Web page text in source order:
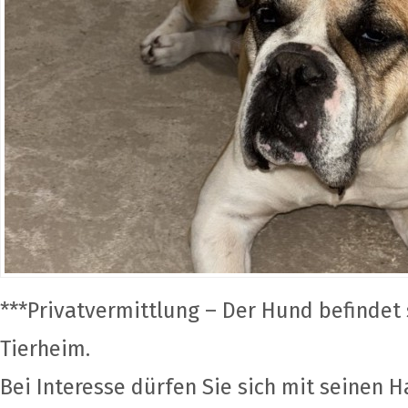
***Privatvermittlung – Der Hund befindet
Tierheim.
Bei Interesse dürfen Sie sich mit seinen